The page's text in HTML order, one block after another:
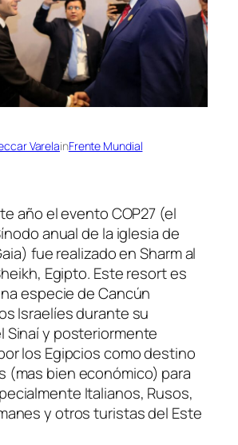
VarelainFrente Mundial
año el evento COP27 (el
anual de la iglesia de
fue realizado en Sharm al
Egipto. Este resort es
especie de Cancún
Israelíes durante su
Sinaí y posteriormente
los Egipcios como destino
(mas bien económico) para
Italianos, Rusos,
y otros turistas del Este